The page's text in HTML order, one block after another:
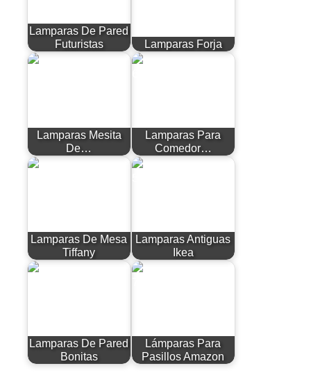
Lamparas De Pared
Futuristas
Lamparas Forja
Lamparas Mesita
De…
Lamparas Para
Comedor…
Lamparas De Mesa
Tiffany
Lamparas Antiguas
Ikea
Lamparas De Pared
Bonitas
Lámparas Para
Pasillos Amazon